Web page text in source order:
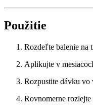
Použitie
Rozdeľte balenie na
Aplikujte v
Rozpustite dávku vo
Rovnomerne